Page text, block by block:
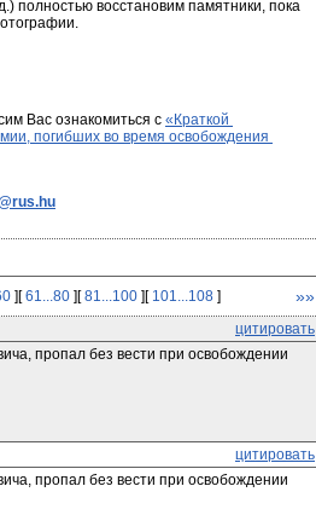
полностью восстановим памятники, пока
Вас ознакомиться с «Краткой
погибших во время освобождения
][61...80][81...100][ 101...108] »»
цитировать
пропал без вести при освобождении
цитировать
пропал без вести при освобождении